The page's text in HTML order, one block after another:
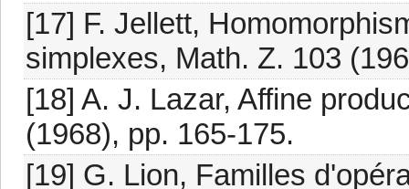
[17] F. Jellett,
simplexes, Math. Z. 103
[18] A. J. Lazar, Affine
(1968), pp. 165-175.
[19] G. Lion, Familles